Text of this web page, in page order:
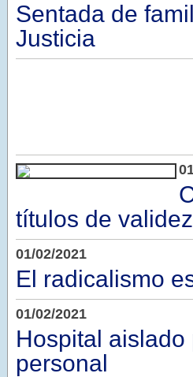
Sentada de
Justicia
títulos de
01/02/2021
El radicalismo
01/02/2021
Hospital
personal